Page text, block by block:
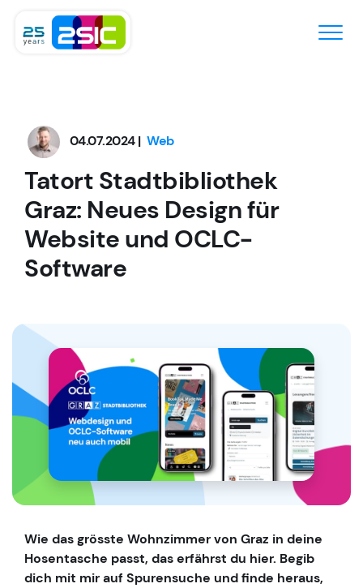
04.07.2024 | Web
Tatort Stadtbibliothek
Graz: Neues Design für
Website und OCLC-
Software
Wie das grösste Wohnzimmer von Graz in deine
Hosentasche passt, das erfährst du hier. Begib
dich mit mir auf Spurensuche und finde heraus,